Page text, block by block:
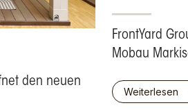
den neuen
FrontYard
Mobau
Weiterlesen